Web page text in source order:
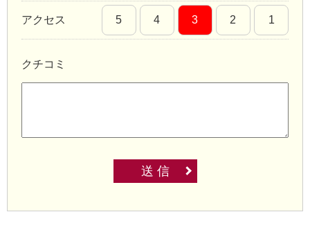
アクセス 5 4 3 2 1
クチコミ
送 信